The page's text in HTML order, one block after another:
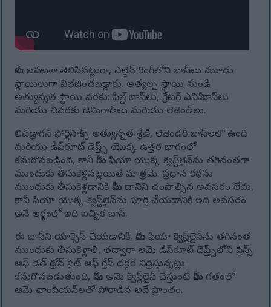
మీకు బహుశా తెలిసినట్లుగా, ఎల్డెన్ రింగ్‌లోని బాస్‌లు మూడు
స్థాయిలుగా విభజించబడ్డారు. అత్యల్ప స్థాయి నుండి
అత్యున్నత స్థాయి వరకు: ఫీల్డ్ బాస్‌లు, గ్రేటర్ ఎనిమీ బాస్‌లు
మరియు చివరకు డెమిగాడ్‌లు మరియు లెజెండ్‌లు.
లిచ్‌డ్రాగన్ ఫోర్టిసాక్స్ అత్యున్నత శ్రేణి, లెజెండరీ బాస్‌లలో ఉంది
మరియు డీప్‌రూట్ డెప్త్స్ యొక్క ఉత్తర భాగంలో
కనుగొనబడింది, కానీ మీరు ఫియా యొక్క క్వెస్ట్‌లైన్‌ను తగినంతగా
ముందుకు తీసుకెళ్లినట్లయితే మాత్రమే. ప్రధాన కథను
ముందుకు తీసుకెళ్లడానికి మీరు దానిని చంపాల్సిన అవసరం లేదు,
కానీ ఫియా యొక్క క్వెస్ట్‌లైన్‌ను పూర్తి చేయడానికి ఇది అవసరం
అనే అర్థంలో ఇది ఐచ్ఛిక బాస్.
ఈ బాస్‌ని యాక్సెస్ చేయడానికి, మీరు ఫియా క్వెస్ట్‌లైన్‌ను తగినంత
ముందుకు తీసుకెళ్లాలి, తద్వారా ఆమె డీప్‌రూట్ డెప్త్స్‌లోని ప్రిన్స్
ఆఫ్ డెత్ థ్రోన్ సైట్ ఆఫ్ గ్రేస్ దగ్గర నిద్రిస్తున్నట్లు
కనుగొనబడుతుంది, మీరు ఆమె క్వెస్ట్‌లైన్ చేస్తుంటే మీరు గతంలో
ఆమె ఛాంపియన్‌లతో పోరాడిన అదే ప్రాంతం.